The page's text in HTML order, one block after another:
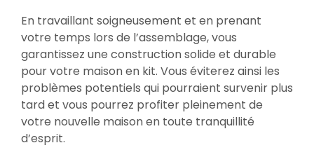
En travaillant soigneusement et en prenant
votre temps lors de l’assemblage, vous
garantissez une construction solide et durable
pour votre maison en kit. Vous éviterez ainsi les
problèmes potentiels qui pourraient survenir plus
tard et vous pourrez profiter pleinement de
votre nouvelle maison en toute tranquillité
d’esprit.